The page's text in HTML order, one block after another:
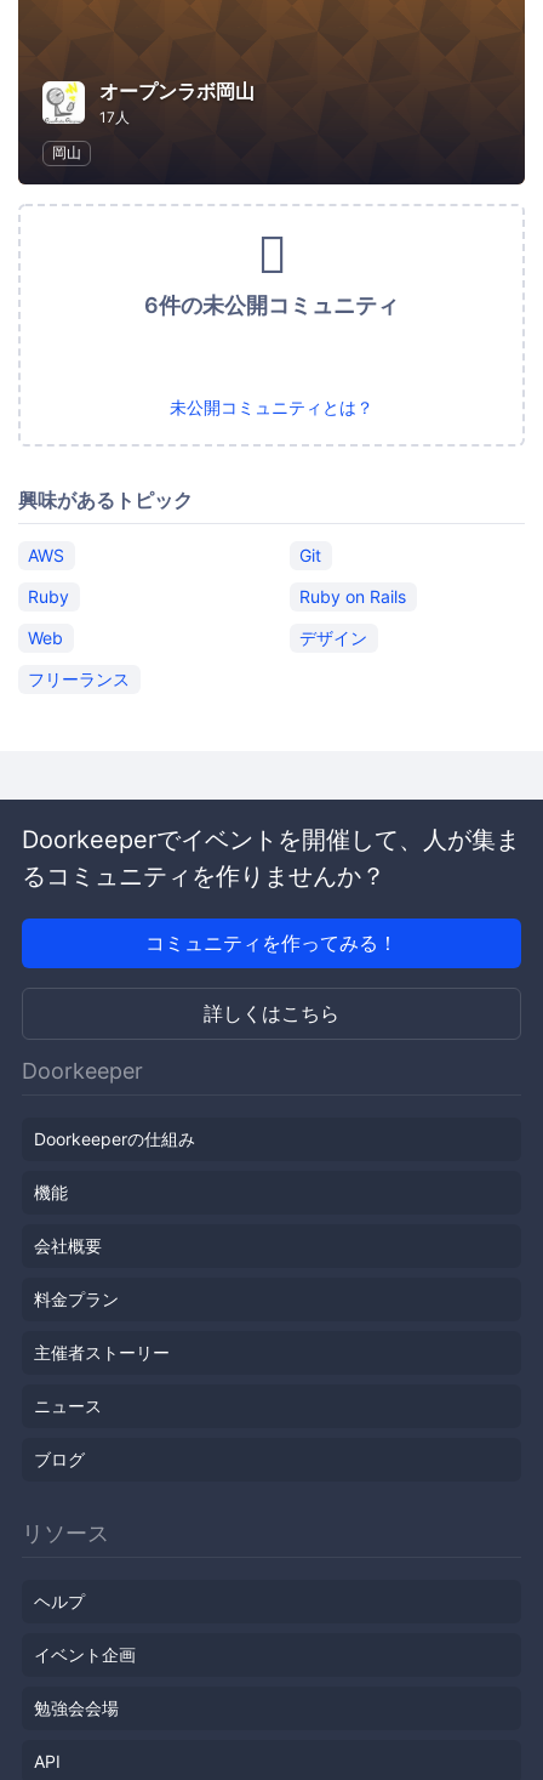
オープンラボ岡山
17人
岡山
6件の未公開コミュニティ
未公開コミュニティとは？
興味があるトピック
AWS
Git
Ruby
Ruby on Rails
Web
デザイン
フリーランス
Doorkeeperでイベントを開催して、人が集ま
るコミュニティを作りませんか？
コミュニティを作ってみる！
詳しくはこちら
Doorkeeper
Doorkeeperの仕組み
機能
会社概要
料金プラン
主催者ストーリー
ニュース
ブログ
リソース
ヘルプ
イベント企画
勉強会会場
API